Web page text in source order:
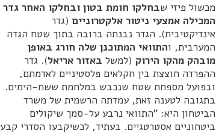
מכשול פיזי שבחלקו חומת בטון ובחלקו האחר גדר
המכילה אמצעי ניטור אלקטרוניים (גדר
אינדיקטיבית). הגדר נבנתה ברובה בתוך שטח הגדה
המערבית, והתוואי המתוכנן שלה חורג באופן
מובהק מהקו הירוק (למשל באזור אריאל). גדר
ההפרדה חוצצת בין חקלאים פלסטיניים לאדמתם,
ובפועל מספחת שטח שנכבש במלחמת ששת-הימים.
בתגובה לטענה זאת, עמדתה הרשמית של משרד
הביטחון היא: "התוואי נרבע על-סמך שיקולים
ביטחוניים אסטרטגיים. בעתיד, לכשיקבעו הסדרי קבע